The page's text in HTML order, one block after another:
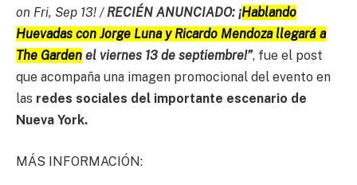
on Fri, Sep 13! / RECIÉN ANUNCIADO: ¡Hablando
Huevadas con Jorge Luna y Ricardo Mendoza llegará a
The Garden el viernes 13 de septiembre!”, fue el post
que acompaña una imagen promocional del evento en
las redes sociales del importante escenario de
Nueva York.
MÁS INFORMACIÓN: